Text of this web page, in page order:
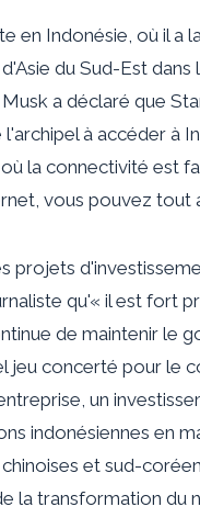
en Indonésie, où il a
du Sud-Est
a déclaré que
à accéder à
la connectivité est
vous pouvez tout
projets
qu'« il est fort
de maintenir le
jeu concerté pour le
un
indonésiennes en
et sud-
la transformation du